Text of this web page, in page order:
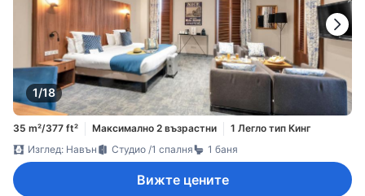
1/18
35 m²/377 ft² Максимално 2 възрастни
1 Легло тип Кинг
Изглед: Навън
Студио /1 спалня 1 баня
Вижте цените